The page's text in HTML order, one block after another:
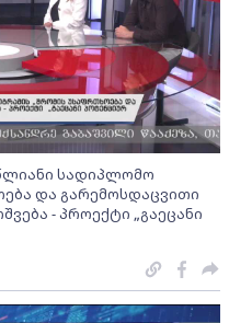
სადიპლომო
და გარემოსდაცვითი
- პროექტი „გაეცანი